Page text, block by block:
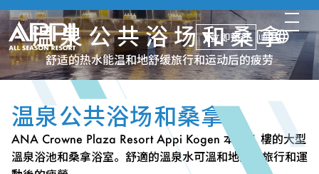
立即预订
温泉公共浴场和桑拿
舒适的热水能温和地舒缓旅行和运动后的疲劳
温泉公共浴场和桑拿
ANA Crowne Plaza Resort Appi Kogen 本館 1 樓的大型
溫泉浴池和桑拿浴室。舒適的溫泉水可溫和地舒緩旅行和運